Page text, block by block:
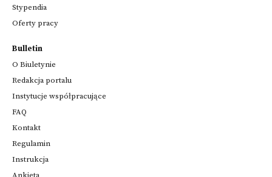
Stypendia
Oferty pracy
Bulletin
O Biuletynie
Redakcja portalu
Instytucje współpracujące
FAQ
Kontakt
Regulamin
Instrukcja